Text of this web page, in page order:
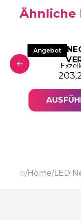
Ähnliche
306,44 €
€.
Angebot
LED
/Home/LED